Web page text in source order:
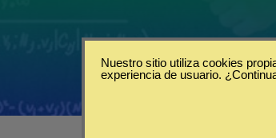
Nuestro sitio utiliza cookies
experiencia de usuario.